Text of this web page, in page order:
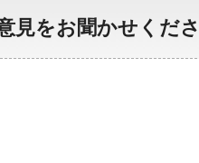
見をお聞かせくだ